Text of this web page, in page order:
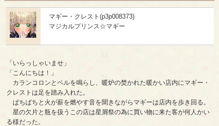
マギー・クレスト(p3p008373)
マジカルプリンス☆マギー
「いらっしゃいませ」
「こんにちは！」
カランコロンとベルを鳴らし、暖炉の焚かれた暖かい店内にマギー・
クレストは足を踏み入れた。
ぱちぱちと火が薪を燃やす音を聞きながらマギーは店内を歩き回る。
星の欠片と瓶を扱うこの店は星屑祭の為に買い物に来た客が何人かい
る様だった。